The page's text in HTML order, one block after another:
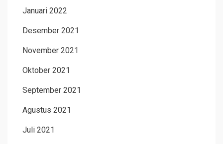
Januari 2022
Desember 2021
November 2021
Oktober 2021
September 2021
Agustus 2021
Juli 2021